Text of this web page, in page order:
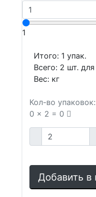
1
Итого: 1 упак.
Всего: 2 шт. для
Вес: кг
Кол-во упаковок:
0 x 2 = 0
Добавить в